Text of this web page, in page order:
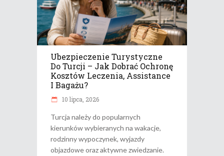
Ubezpieczenie Turystyczne
Do Turcji – Jak Dobrać Ochronę
Kosztów Leczenia, Assistance
I Bagażu?
10 lipca, 2026
Turcja należy do popularnych
kierunków wybieranych na wakacje,
rodzinny wypoczynek, wyjazdy
objazdowe oraz aktywne zwiedzanie.